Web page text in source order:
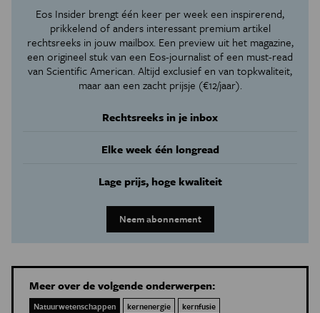
Eos Insider brengt één keer per week een inspirerend,
prikkelend of anders interessant premium artikel
rechtsreeks in jouw mailbox. Een preview uit het magazine,
een origineel stuk van een Eos-journalist of een must-read
van Scientific American. Altijd exclusief en van topkwaliteit,
maar aan een zacht prijsje (€12/jaar).
Rechtsreeks in je inbox
Elke week één longread
Lage prijs, hoge kwaliteit
Neem abonnement
Meer over de volgende onderwerpen:
Natuurwetenschappen kernenergie kernfusie